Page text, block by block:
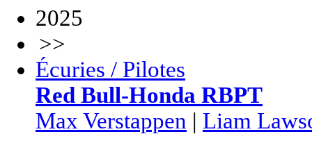
2025
>>
Écuries / Pilotes
Red Bull-Honda RBPT
Max Verstappen | Liam